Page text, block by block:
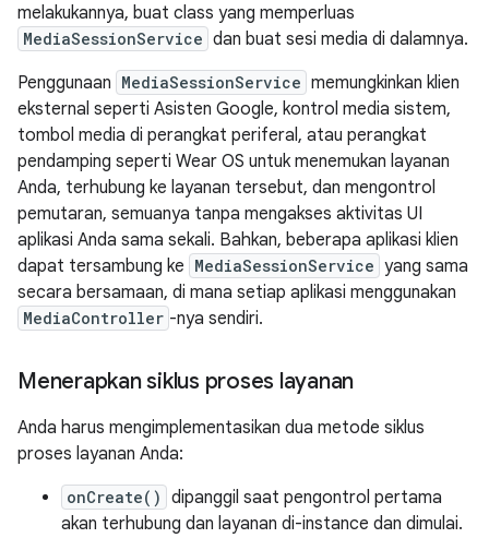
melakukannya, buat class yang memperluas
MediaSessionService dan buat sesi media di dalamnya.
Penggunaan MediaSessionService memungkinkan klien
eksternal seperti Asisten Google, kontrol media sistem,
tombol media di perangkat periferal, atau perangkat
pendamping seperti Wear OS untuk menemukan layanan
Anda, terhubung ke layanan tersebut, dan mengontrol
pemutaran, semuanya tanpa mengakses aktivitas UI
aplikasi Anda sama sekali. Bahkan, beberapa aplikasi klien
dapat tersambung ke MediaSessionService yang sama
secara bersamaan, di mana setiap aplikasi menggunakan
MediaController -nya sendiri.
Menerapkan siklus proses layanan
Anda harus mengimplementasikan dua metode siklus
proses layanan Anda:
onCreate() dipanggil saat pengontrol pertama
akan terhubung dan layanan di-instance dan dimulai.